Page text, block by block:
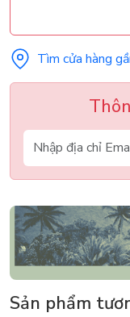
Tìm cửa hàng
Sản phẩm